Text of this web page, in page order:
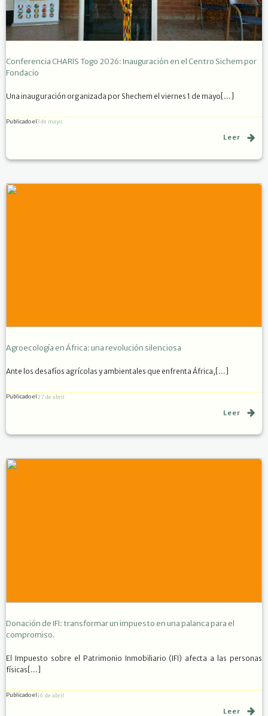
Conferencia CHARIS Togo 2026: Inauguración en el Centro Sichem por
Fondacio
Una inauguración organizada por Shechem el viernes 1 de mayo[…]
Publicado el3 de mayo
Leer
Agroecología en África: una revolución silenciosa
Ante los desafíos agrícolas y ambientales que enfrenta África,[…]
Publicado el27 de abril
Leer
Donación de IFI: transformar un impuesto en una palanca para el
compromiso.
El Impuesto sobre el Patrimonio Inmobiliario (IFI) afecta a las personas
físicas[…]
Publicado el16 de abril
Leer